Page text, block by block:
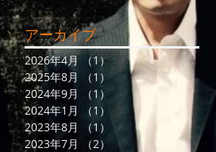
アーカイブ
2026年4月 （1）1件の記事
2025年8月
（1）1件の記事
2024年9月
（1）
1件の記事
2024年1月
（1）
1件の記事
2023年8月
（1）
1件の記事
2023年7月
（2）
2件の記事